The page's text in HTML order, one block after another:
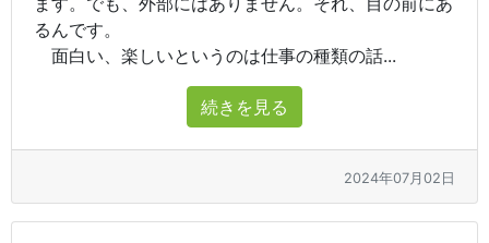
るんです。
面白い、楽しいというのは仕事の種類の話...
続きを見る
2024年07月02日